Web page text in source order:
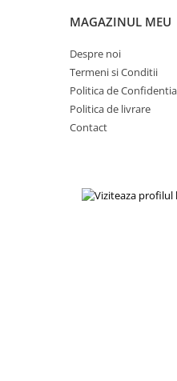
Ingrijire Locuinta
Purificatoare de aer
Genti si accesorii barbati
MAGAZINUL MEU
Despre noi
Termeni si Conditii
Politica de
Politica de livrare
Contact